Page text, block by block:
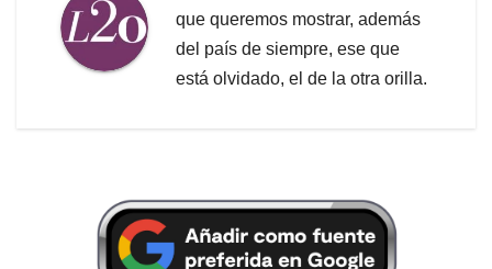
que queremos mostrar, además
del país de siempre, ese que
está olvidado, el de la otra orilla.